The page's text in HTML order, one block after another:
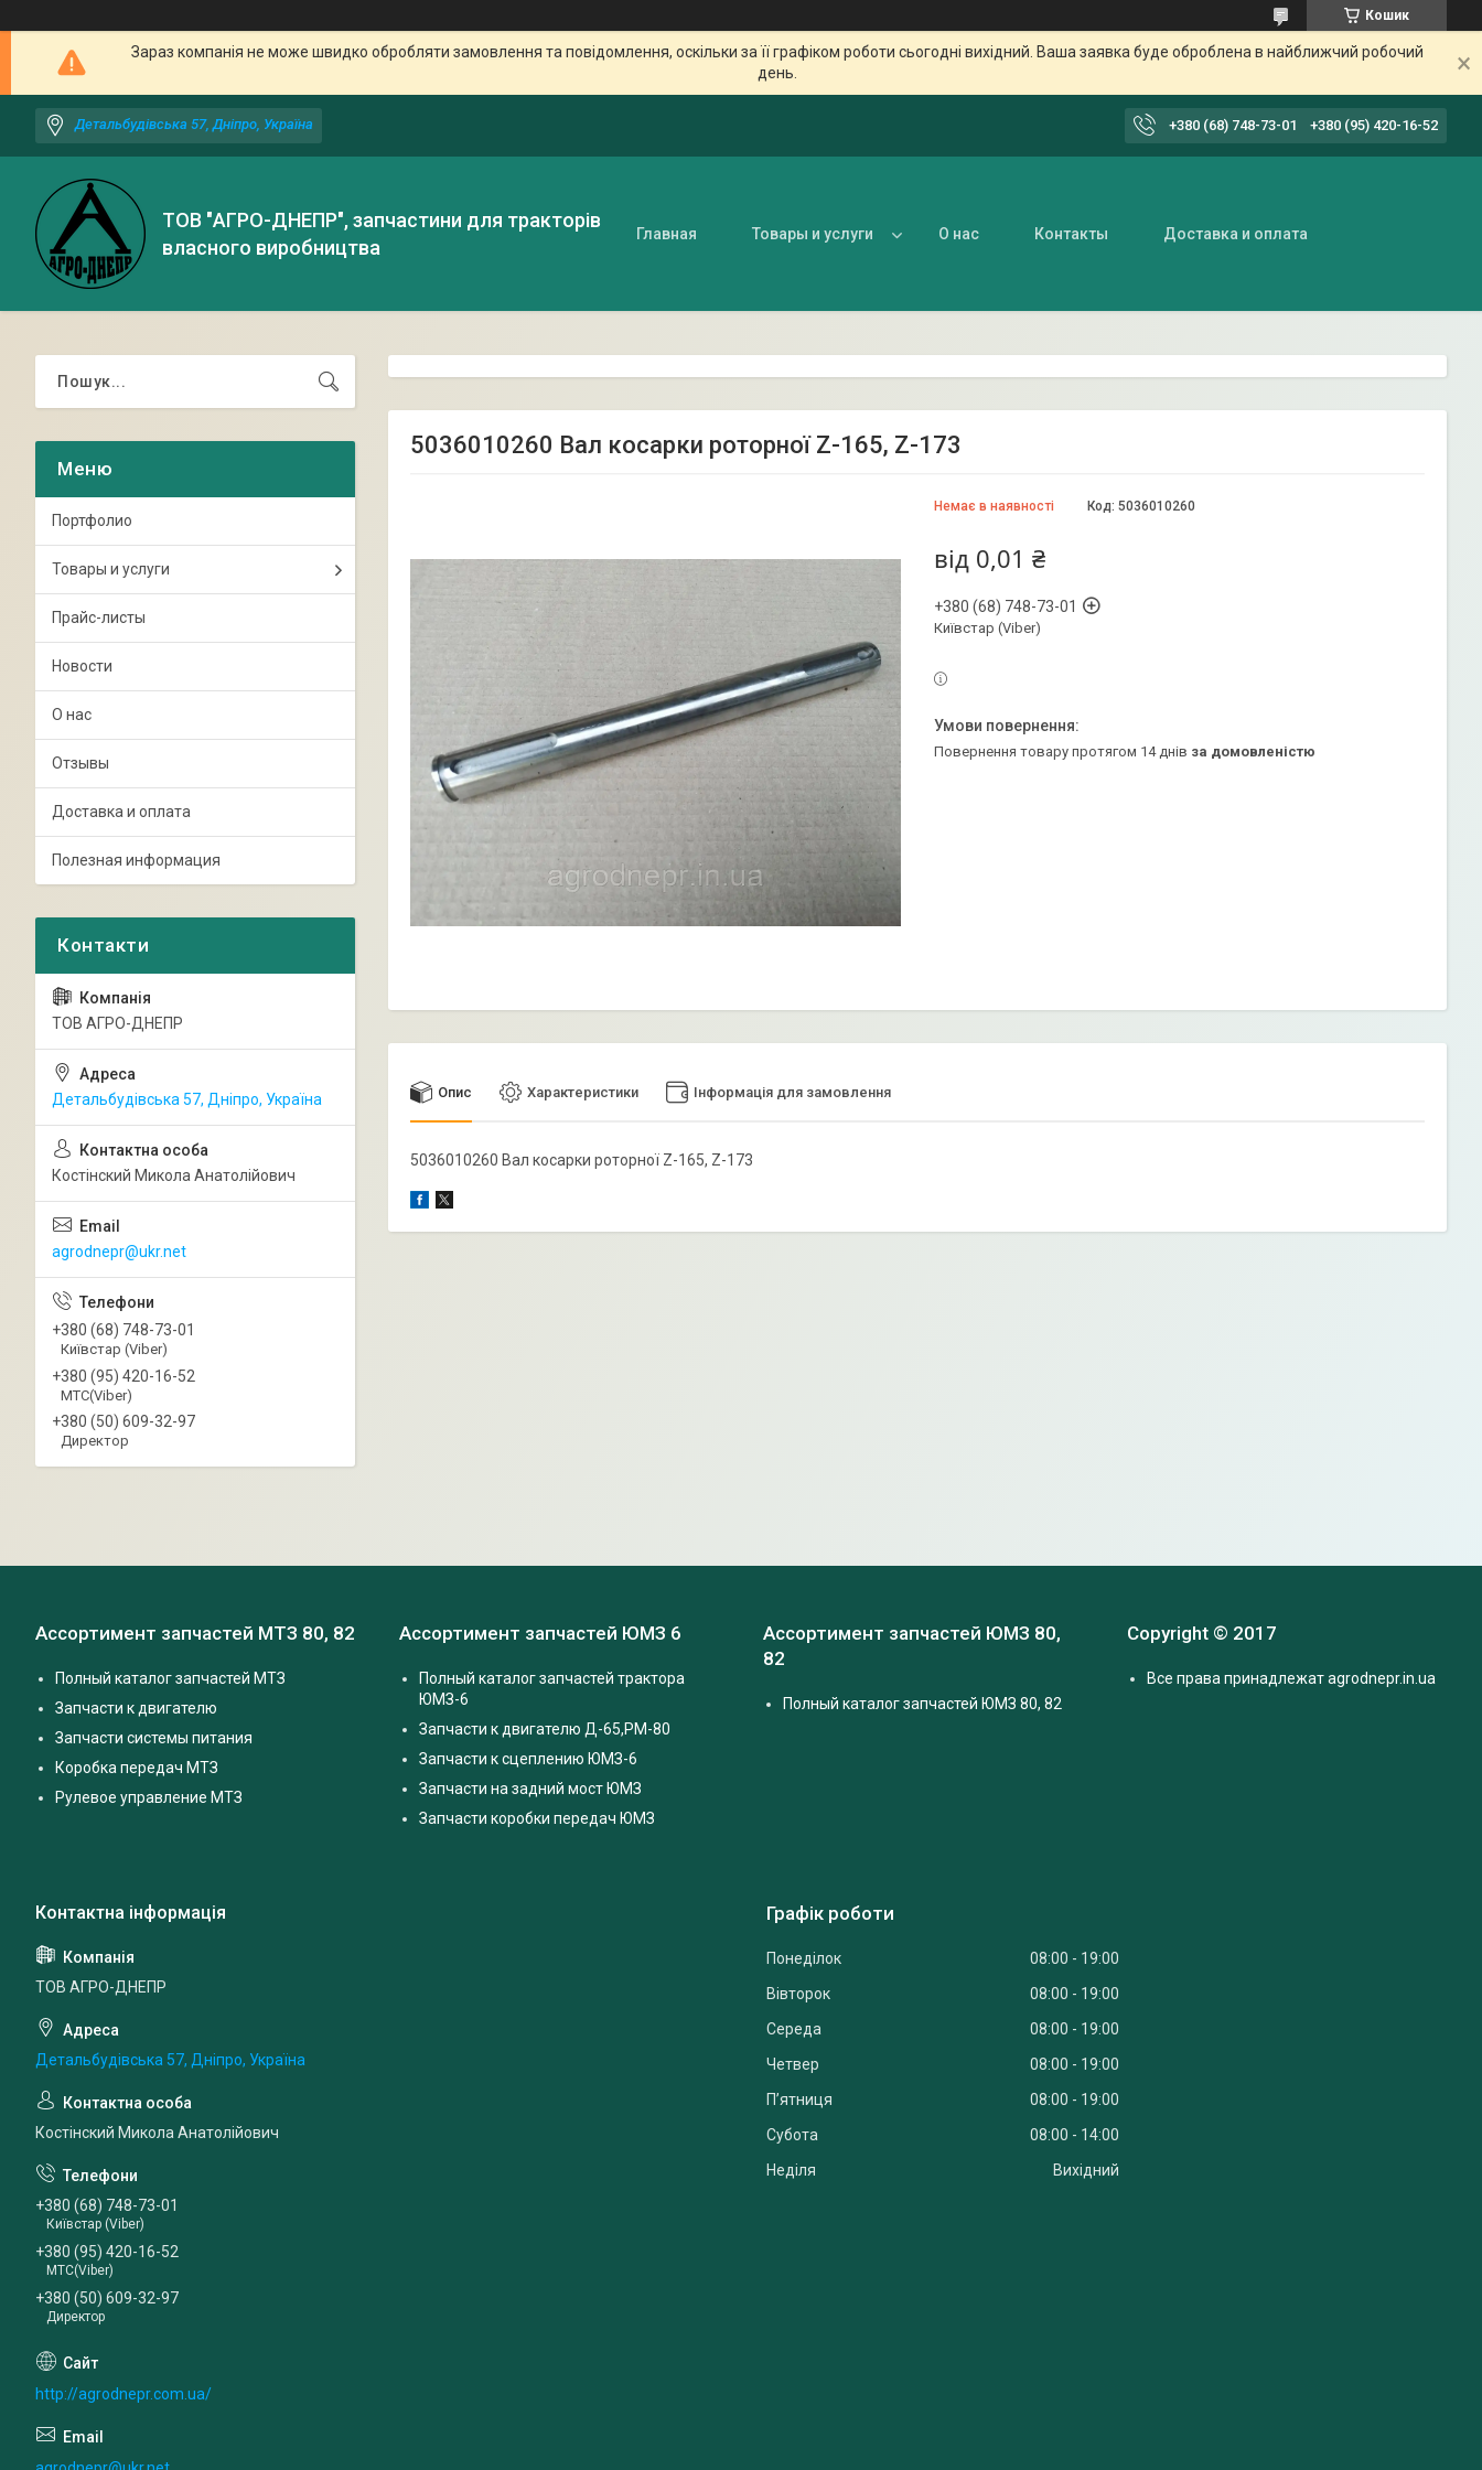
Кошик
Зараз компанія не може швидко обробляти замовлення та повідомлення, оскільки за її графіком роботи сьогодні вихідний. Ваша заявка буде оброблена в найближчий робочий
день.
Детальбудівська 57, Дніпро, Україна +380 (68) 748-73-01 +380 (95) 420-16-52
ТОВ "АГРО-ДНЕПР", запчастини для тракторів
власного виробництва
Главная Товары и услуги О нас Контакты Доставка и оплата
5036010260 Вал косарки роторної Z-165, Z-173
Немає в наявності Код: 5036010260
від 0,01 ₴
+380 (68) 748-73-01
Київстар (Viber)
повернення товару протягом 14 днів за домовленістю
Опис Характеристики Інформація для замовлення
5036010260 Вал косарки роторної Z-165, Z-173
Портфолио
Товары и услуги
Прайс-листы
Новости
О нас
Отзывы
Доставка и оплата
Полезная информация
ТОВ АГРО-ДНЕПР
Детальбудівська 57, Дніпро, Україна
Костінский Микола Анатолійович
agrodnepr@ukr.net
+380 (68) 748-73-01
Київстар (Viber)
+380 (95) 420-16-52
МТС(Viber)
+380 (50) 609-32-97
Директор
Ассортимент запчастей МТЗ 80, 82
Полный каталог запчастей МТЗ
Запчасти к двигателю
Запчасти системы питания
Коробка передач МТЗ
Рулевое управление МТЗ
Ассортимент запчастей ЮМЗ 6
Полный каталог запчастей трактора
ЮМЗ-6
Запчасти к двигателю Д-65,РМ-80
Запчасти к сцеплению ЮМЗ-6
Запчасти на задний мост ЮМЗ
Запчасти коробки передач ЮМЗ
Ассортимент запчастей ЮМЗ 80,
82
Полный каталог запчастей ЮМЗ 80, 82
Copyright © 2017
Все права принадлежат agrodnepr.in.ua
ТОВ АГРО-ДНЕПР
Детальбудівська 57, Дніпро, Україна
Костінский Микола Анатолійович
+380 (68) 748-73-01
Київстар (Viber)
+380 (95) 420-16-52
МТС(Viber)
+380 (50) 609-32-97
Директор
http://agrodnepr.com.ua/
Графік роботи
Понеділок 08:00
19:00
Вівторок
08:00
19:00
Середа
08:00
19:00
Четвер
08:00
19:00
Пʼятниця
08:00
19:00
Субота
08:00
14:00
Неділя
Вихідний